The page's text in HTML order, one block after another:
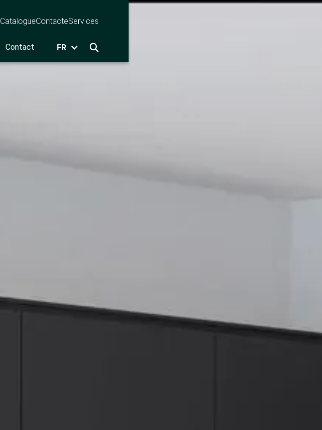
CatalogueContacteServices
FR
Contact 